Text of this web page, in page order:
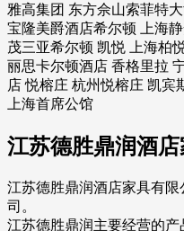
雅高集团 东方佘山索菲特
宝隆美爵酒店希尔顿 上海
茂三亚希尔顿 凯悦 上海柏
丽思卡尔顿酒店 香格里拉
店 悦榕庄 杭州悦榕庄 凯宾
上海首席公馆
江苏德胜鼎润酒店
江苏德胜鼎润酒店家具有
司。
江苏德胜鼎润主要经营的